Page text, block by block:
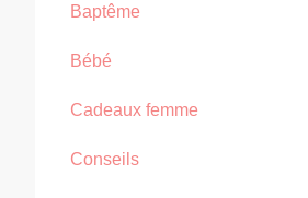
Baptême
Bébé
Cadeaux femme
Conseils